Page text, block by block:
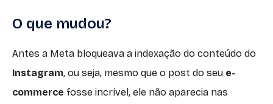
O que mudou?
Antes a Meta bloqueava a indexação do conteúdo do
Instagram, ou seja, mesmo que o post do seu e-
commerce fosse incrível, ele não aparecia nas